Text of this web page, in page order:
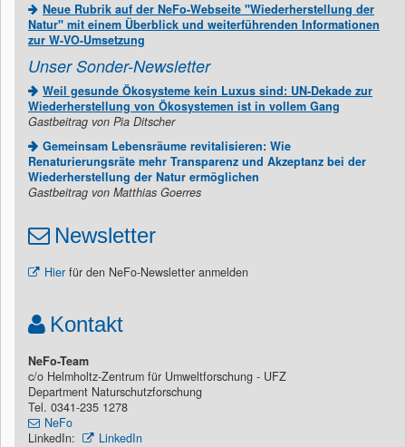
Neue Rubrik auf der NeFo-Webseite "Wiederherstellung der
Natur" mit einem Überblick und weiterführenden Informationen
zur W-VO-Umsetzung
Unser Sonder-Newsletter
Weil gesunde Ökosysteme kein Luxus sind: UN-Dekade zur
Wiederherstellung von Ökosystemen ist in vollem Gang
Gastbeitrag von Pia Ditscher
Gemeinsam Lebensräume revitalisieren: Wie
Renaturierungsräte mehr Transparenz und Akzeptanz bei der
Wiederherstellung der Natur ermöglichen
Gastbeitrag von Matthias Goerres
Newsletter
Hier für den NeFo-Newsletter anmelden
Kontakt
NeFo-Team
c/o Helmholtz-Zentrum für Umweltforschung - UFZ
Department Naturschutzforschung
Tel. 0341-235 1278
NeFo
LinkedIn:
LinkedIn